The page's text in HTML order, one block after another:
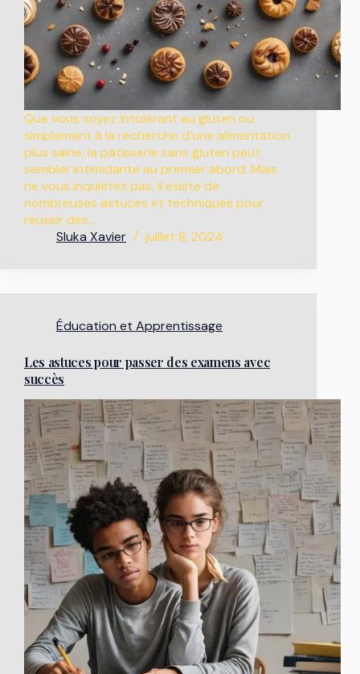
Que vous soyez intolérant au gluten ou
simplement à la recherche d’une alimentation
plus saine, la pâtisserie sans gluten peut
sembler intimidante au premier abord. Mais
ne vous inquiétez pas, il existe de
nombreuses astuces et techniques pour
réussir des…
Sluka Xavier
juillet 8, 2024
Éducation et Apprentissage
Les astuces pour passer des examens avec
succès